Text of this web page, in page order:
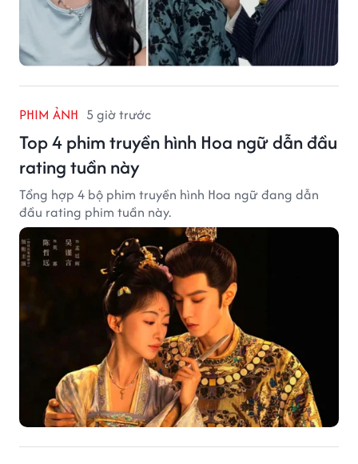
PHIM ẢNH 5 giờ trước
Top 4 phim truyền hình Hoa ngữ dẫn đầu
rating tuần này
Tổng hợp 4 bộ phim truyền hình Hoa ngữ đang dẫn
đầu rating phim tuần này.